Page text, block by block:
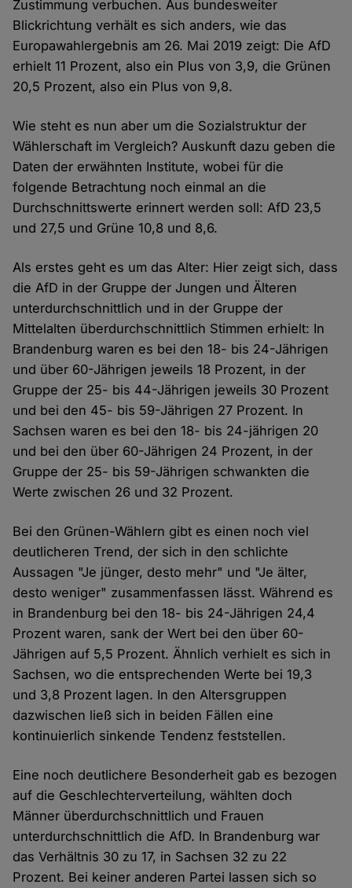
Zustimmung verbuchen. Aus bundesweiter
Blickrichtung verhält es sich anders, wie das
Europawahlergebnis am 26. Mai 2019 zeigt: Die AfD
erhielt 11 Prozent, also ein Plus von 3,9, die Grünen
20,5 Prozent, also ein Plus von 9,8.
Wie steht es nun aber um die Sozialstruktur der
Wählerschaft im Vergleich? Auskunft dazu geben die
Daten der erwähnten Institute, wobei für die
folgende Betrachtung noch einmal an die
Durchschnittswerte erinnert werden soll: AfD 23,5
und 27,5 und Grüne 10,8 und 8,6.
Als erstes geht es um das Alter: Hier zeigt sich, dass
die AfD in der Gruppe der Jungen und Älteren
unterdurchschnittlich und in der Gruppe der
Mittelalten überdurchschnittlich Stimmen erhielt: In
Brandenburg waren es bei den 18- bis 24-Jährigen
und über 60-Jährigen jeweils 18 Prozent, in der
Gruppe der 25- bis 44-Jährigen jeweils 30 Prozent
und bei den 45- bis 59-Jährigen 27 Prozent. In
Sachsen waren es bei den 18- bis 24-jährigen 20
und bei den über 60-Jährigen 24 Prozent, in der
Gruppe der 25- bis 59-Jährigen schwankten die
Werte zwischen 26 und 32 Prozent.
Bei den Grünen-Wählern gibt es einen noch viel
deutlicheren Trend, der sich in den schlichte
Aussagen "Je jünger, desto mehr" und "Je älter,
desto weniger" zusammenfassen lässt. Während es
in Brandenburg bei den 18- bis 24-Jährigen 24,4
Prozent waren, sank der Wert bei den über 60-
Jährigen auf 5,5 Prozent. Ähnlich verhielt es sich in
Sachsen, wo die entsprechenden Werte bei 19,3
und 3,8 Prozent lagen. In den Altersgruppen
dazwischen ließ sich in beiden Fällen eine
kontinuierlich sinkende Tendenz feststellen.
Eine noch deutlichere Besonderheit gab es bezogen
auf die Geschlechterverteilung, wählten doch
Männer überdurchschnittlich und Frauen
unterdurchschnittlich die AfD. In Brandenburg war
das Verhältnis 30 zu 17, in Sachsen 32 zu 22
Prozent. Bei keiner anderen Partei lassen sich so